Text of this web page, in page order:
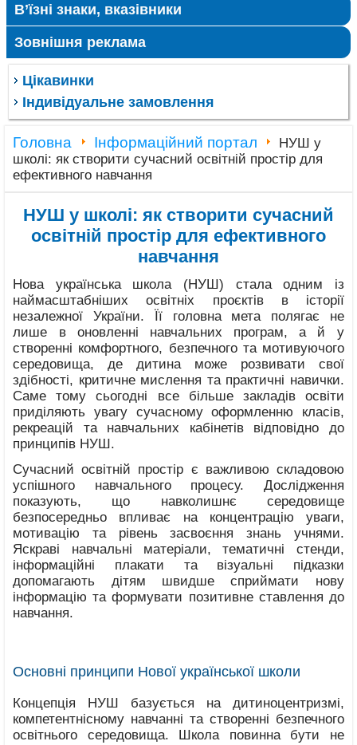
В’їзні знаки, вказівники
Зовнішня реклама
Цікавинки
Індивідуальне замовлення
Головна Інформаційний портал
НУШ у
школі: як створити сучасний освітній простір для
ефективного навчання
НУШ у школі: як створити сучасний
освітній простір для ефективного
навчання
Нова українська школа (НУШ) стала одним із
наймасштабніших освітніх проєктів в історії
незалежної України. Її головна мета полягає не
лише в оновленні навчальних програм, а й у
створенні комфортного, безпечного та мотивуючого
середовища, де дитина може розвивати свої
здібності, критичне мислення та практичні навички.
Саме тому сьогодні все більше закладів освіти
приділяють увагу сучасному оформленню класів,
рекреацій та навчальних кабінетів відповідно до
принципів НУШ.
Сучасний освітній простір є важливою складовою
успішного навчального процесу. Дослідження
показують, що навколишнє середовище
безпосередньо впливає на концентрацію уваги,
мотивацію та рівень засвоєння знань учнями.
Яскраві навчальні матеріали, тематичні стенди,
інформаційні плакати та візуальні підказки
допомагають дітям швидше сприймати нову
інформацію та формувати позитивне ставлення до
навчання.
Основні принципи Нової української школи
Концепція НУШ базується на дитиноцентризмі,
компетентнісному навчанні та створенні безпечного
освітнього середовища. Школа повинна бути не